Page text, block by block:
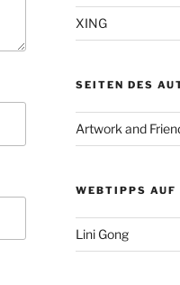
XING
SEITEN DES
Artwork and
WEBTIPPS AUF
Lini Gong